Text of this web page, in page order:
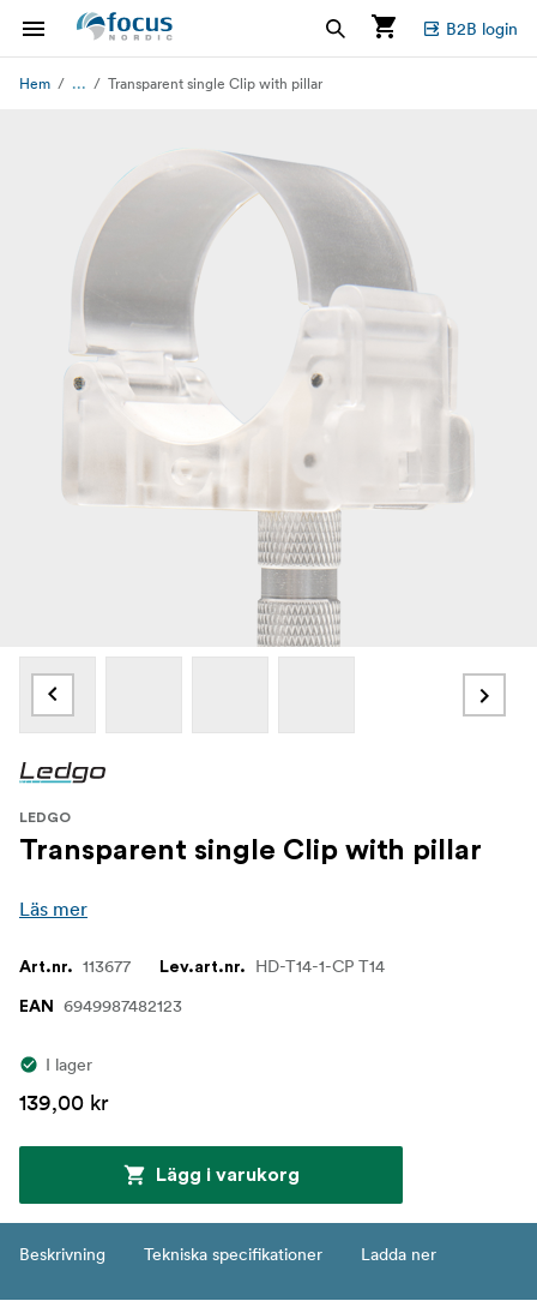
B2B login
Hem ... Transparent single Clip with pillar
LEDGO
Transparent single Clip with pillar
Läs mer
Art.nr. 113677 Lev.art.nr. HD-T14-1-CP T14
EAN 6949987482123
I lager
139,00 kr
Lägg i varukorg
Beskrivning Tekniska specifikationer Ladda ner